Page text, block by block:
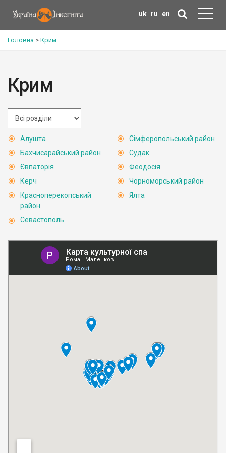
uk ru en
Головна > Крим
Крим
Алушта
Бахчисарайський район
Євпаторія
Керч
Красноперекопський
район
Севастополь
Сімферопольський район
Судак
Феодосія
Чорноморський район
Ялта